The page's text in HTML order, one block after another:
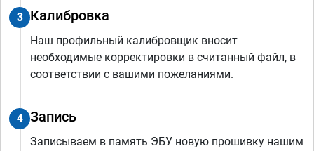
3 Калибровка
Наш профильный калибровщик вносит
необходимые корректировки в считанный файл, в
соответствии с вашими пожеланиями.
4 Запись
Записываем в память ЭБУ новую прошивку нашим